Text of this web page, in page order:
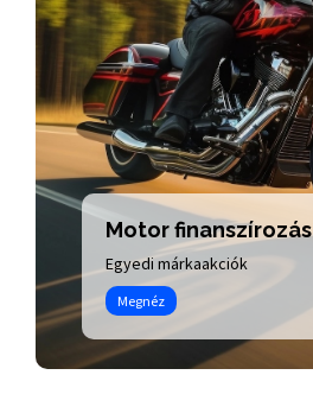
Motor finanszírozás
Egyedi márkaakciók
Megnéz